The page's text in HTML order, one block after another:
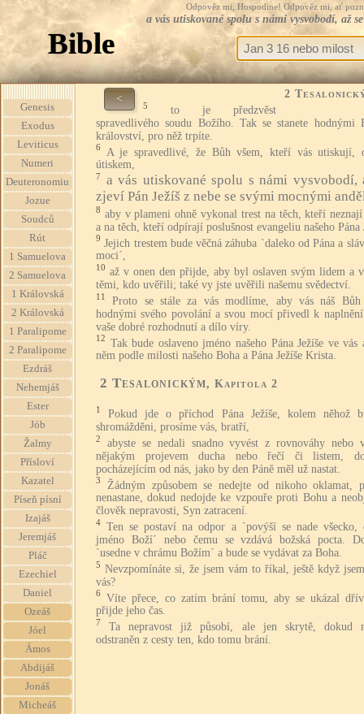
Odpověz mi, Hospodine! Odpověz mi, ať
a vás utiskované spolu s námi vysvobodí, až
Bible
Genesis
Exodus
Leviticus
Numeri
Deuteronomiu
Jozue
Soudců
Rút
1 Samuelova
2 Samuelova
1 Královská
2 Královská
1 Paralipome
2 Paralipome
Ezdráš
Nehemjáš
Ester
Jób
Žalmy
Přísloví
Kazatel
Píseň písní
Izajáš
Jeremjáš
Pláč
Ezechiel
Daniel
Ozeáš
Jóel
Ámos
Abdijáš
Jonáš
Micheáš
< 2
5
to je předzvěst
spravedlivého soudu Božího. Tak se stanete hodnými
království, pro něž trpíte.
6
A je spravedlivé, že Bůh všem, kteří vás utiskují,
útiskem,
7
a vás utiskované spolu s námi vysvobodí,
zjeví Pán Ježíš z nebe se svými mocnými
8 aby v plameni ohně vykonal trest na těch, kteří
a na těch, kteří odpírají poslušnost evangeliu našeho Pána
9 Jejich trestem bude věčná záhuba `daleko od Pána a
moci´,
10 až v onen den přijde, aby byl oslaven svým lidem a
těmi, kdo uvěřili; také vy jste uvěřili našemu svědectví.
11
Proto se stále za vás modlíme, aby vás náš
hodnými svého povolání a svou mocí přivedl k naplnění
vaše dobré rozhodnutí a dílo víry.
12 Tak bude oslaveno jméno našeho Pána Ježíše ve
něm podle milosti našeho Boha a Pána Ježíše Krista.
2 Tesalonickým, Kapitola 2
1
Pokud jde o příchod Pána Ježíše, kolem něhož
shromážděni, prosíme vás, bratří,
2
abyste se nedali snadno vyvést z rovnováhy nebo
nějakým projevem ducha nebo řečí či listem,
pocházejícím od nás, jako by den Páně měl už nastat.
3
Žádným způsobem se nedejte od nikoho oklamat,
nenastane, dokud nedojde ke vzpouře proti Bohu a
člověk nepravosti, Syn zatracení.
4 Ten se postaví na odpor a `povýší se nade všecko,
jméno Boží´ nebo čemu se vzdává božská pocta.
`usedne v chrámu Božím´ a bude se vydávat za Boha.
5 Nevzpomínáte si, že jsem vám to říkal, ještě když
vás?
6
Víte přece, co zatím brání tomu, aby se ukázal
přijde jeho čas.
7
Ta nepravost již působí, ale jen skrytě, dokud
odstraněn z cesty ten, kdo tomu brání.